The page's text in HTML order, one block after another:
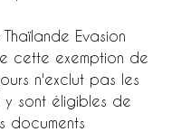
Thaïlande Evasion
cette exemption de
n'exclut pas les
y sont éligibles de
documents